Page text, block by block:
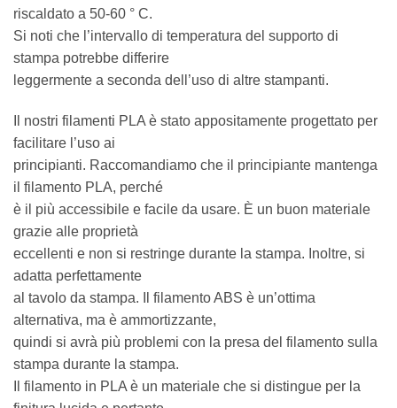
riscaldato a 50-60 ° C.
Si noti che l’intervallo di temperatura del supporto di
stampa potrebbe differire
leggermente a seconda dell’uso di altre stampanti.
Il nostri filamenti PLA è stato appositamente progettato per
facilitare l’uso ai
principianti. Raccomandiamo che il principiante mantenga
il filamento PLA, perché
è il più accessibile e facile da usare. È un buon materiale
grazie alle proprietà
eccellenti e non si restringe durante la stampa. Inoltre, si
adatta perfettamente
al tavolo da stampa. Il filamento ABS è un’ottima
alternativa, ma è ammortizzante,
quindi si avrà più problemi con la presa del filamento sulla
stampa durante la stampa.
Il filamento in PLA è un materiale che si distingue per la